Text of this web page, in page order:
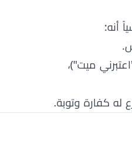
أنه:
ميت")،
له كفارة وتوبة.